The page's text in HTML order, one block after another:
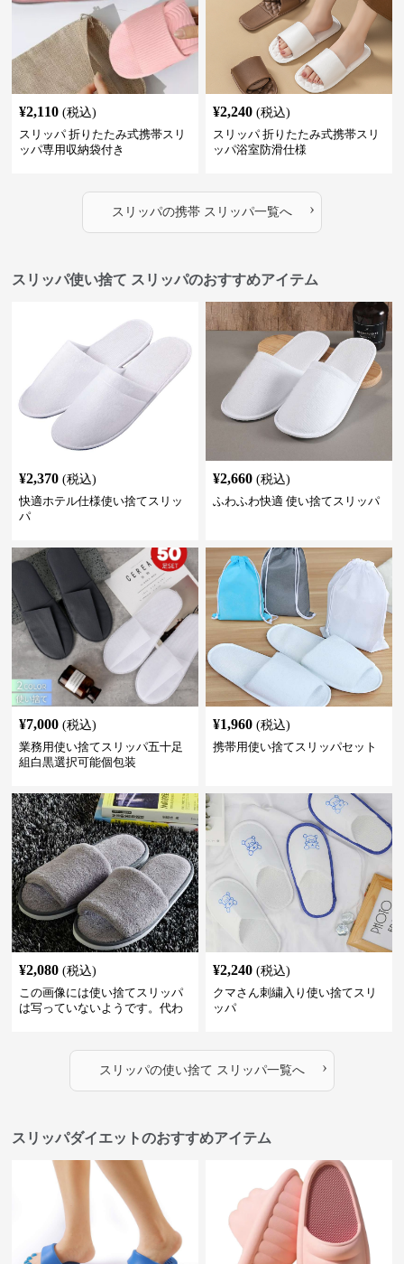
¥2,110 (税込)
スリッパ 折りたたみ式携帯スリ
ッパ専用収納袋付き
¥2,240 (税込)
スリッパ 折りたたみ式携帯スリ
ッパ浴室防滑仕様
スリッパの携帯 スリッパ一覧へ ›
スリッパ使い捨て スリッパのおすすめアイテム
¥2,370 (税込)
快適ホテル仕様使い捨てスリッ
パ
¥2,660 (税込)
ふわふわ快適 使い捨てスリッパ
¥7,000 (税込)
業務用使い捨てスリッパ五十足
組白黒選択可能個包装
¥1,960 (税込)
携帯用使い捨てスリッパセット
¥2,080 (税込)
この画像には使い捨てスリッパ
は写っていないようです。代わ
ています。これらは再利用可能
な通常の室内履きスリッパのよ
うに見えます。
¥2,240 (税込)
クマさん刺繍入り使い捨てスリ
ッパ
スリッパの使い捨て スリッパ一覧へ ›
スリッパダイエットのおすすめアイテム